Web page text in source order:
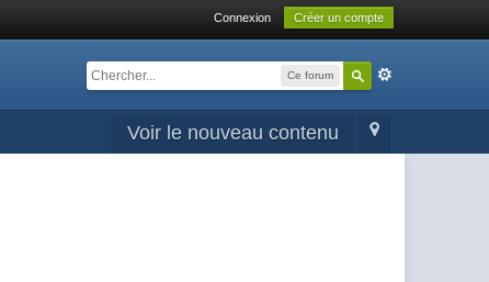
Connexion Créer un compte
Ce forum
Voir le nouveau contenu